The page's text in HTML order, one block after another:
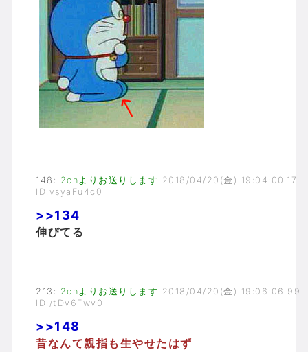
148 : 2chよりお送りします 2018/04/20(金) 19:04:00.17
ID:vsyaFu4c0
>>134
伸びてる
213 : 2chよりお送りします 2018/04/20(金) 19:06:06.99
ID:/tDv6Fwv0
>>148
昔なんて親指も生やせたはず